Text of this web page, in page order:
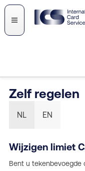
Zelf regelen
NL EN
Wijzigen limiet
Bent u